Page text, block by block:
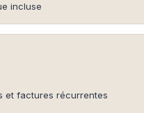
incluse
et factures récurrentes